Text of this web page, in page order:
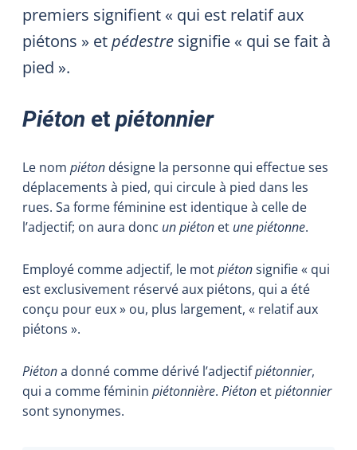
premiers signifient « qui est relatif aux
piétons » etpédestre signifie « qui se fait à
pied ».
Piéton et piétonnier
Le nom piéton désigne la personne qui effectue ses
déplacements à pied, qui circule à pied dans les
rues. Sa forme féminine est identique à celle de
l’adjectif; on aura donc un piéton et unepiétonne.
Employé comme adjectif, le motpiétonsignifie « qui
est exclusivement réservé aux piétons, qui a été
conçu pour eux » ou, plus largement, « relatif aux
piétons ».
Piétona donné comme dérivé l’adjectifpiétonnier,
qui a comme féminin piétonnière. Piéton etpiétonnier
sont synonymes.